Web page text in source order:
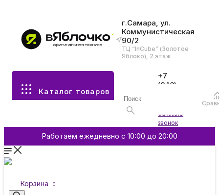
г.Самара, ул.
Коммунистическая
90/2
ТЦ “InCube” (Золотое
Яблоко), 2 этаж
Каталог товаров
+7
(846)
Заказать
звонок
Работаем ежедневно с 10:00 до 20:00
Корзина 0
Все разделы каталога
Аксессуары
Смартфоны и гаджеты